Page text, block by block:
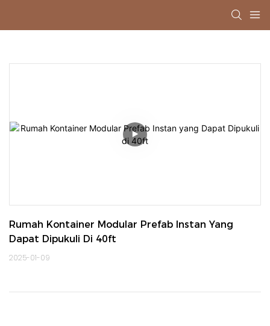
Rumah Kontainer Modular Prefab Instan Yang
Dapat Dipukuli Di 40ft
2025-01-09